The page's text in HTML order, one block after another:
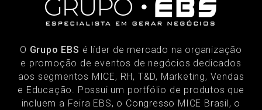
O Grupo EBS é líder de mercado na organização
e promoção de eventos de negócios dedicados
aos segmentos MICE, RH, T&D, Marketing, Vendas
e Educação. Possui um portfólio de produtos que
incluem a Feira EBS, o Congresso MICE Brasil, o